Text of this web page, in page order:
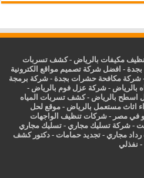
مكيفات بالرياض -كشف تسربات
- افضل شركة تصميم مواقع الكترونية
شركة مكافحة حشرات بجدة -شركة برمجة
بالرياض -شركة عزل فوم بالرياض -
اسطح بالرياض -كشف تسربات المياه
اثاث مستعمل بالرياض - موقع لحل
في مصر -شركات تنظيف الواجهات
-شركة تسليك مجاري -تسليك مجاري
مجاري -تجديد حمامات -دكتور كشف
- نفذلي